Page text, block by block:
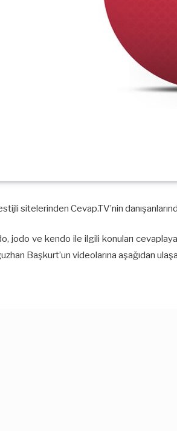
sitelerinden Cevap.TV’nin
jodo ve kendo ile ilgili konuları
Başkurt’un videolarına aşağıdan